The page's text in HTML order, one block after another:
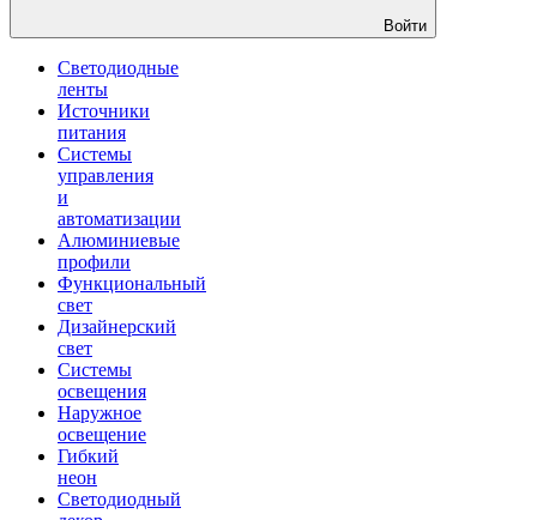
Войти
Светодиодные
ленты
Источники
питания
Системы
управления
и
автоматизации
Алюминиевые
профили
Функциональный
свет
Дизайнерский
свет
Системы
освещения
Наружное
освещение
Гибкий
неон
Светодиодный